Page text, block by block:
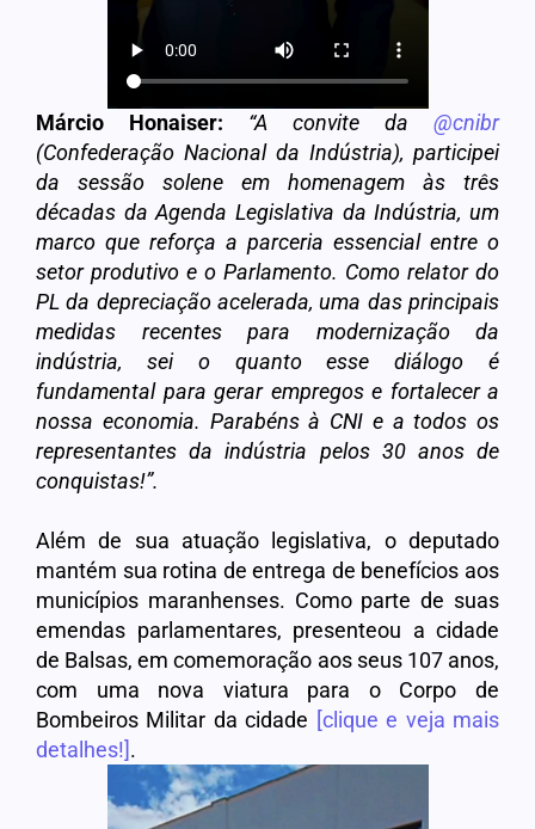
Márcio Honaiser: “A convite da @cnibr
(Confederação Nacional da Indústria), participei
da sessão solene em homenagem às três
décadas da Agenda Legislativa da Indústria, um
marco que reforça a parceria essencial entre o
setor produtivo e o Parlamento. Como relator do
PL da depreciação acelerada, uma das principais
medidas recentes para modernização da
indústria, sei o quanto esse diálogo é
fundamental para gerar empregos e fortalecer a
nossa economia. Parabéns à CNI e a todos os
representantes da indústria pelos 30 anos de
conquistas!”.
Além de sua atuação legislativa, o deputado
mantém sua rotina de entrega de benefícios aos
municípios maranhenses. Como parte de suas
emendas parlamentares, presenteou a cidade
de Balsas, em comemoração aos seus 107 anos,
com uma nova viatura para o Corpo de
Bombeiros Militar da cidade [clique e veja mais
detalhes!].